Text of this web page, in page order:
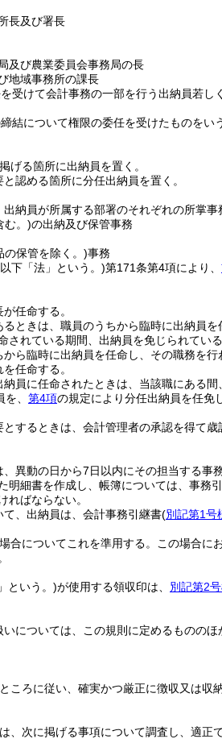
長及び署長
及び農業委員会事務局の長
地域事務所の課長
けて会計事務の一部を行う出納員若し
について権限の委任を受けたものをいう
げる箇所に出納員を置く。
認める箇所に分任出納員を置く。
納員が所属する部署のそれぞれの所掌事
む。)の出納及び保管事務
の保管を除く。)事務
下「法」という。)第171条第4項により、
任命する。
ときは、職員のうちから臨時に出納員を
れている期間、出納員を免じられている
ら臨時に出納員を任命し、その職務を行
任命する。
員に任命されたときは、当該職にある間
、 第4項の規定により分任出納員を任免
するときは、会計管理者の承認を得て
異動の日から7日以内にその担当する事
明細書を作成し、帳簿については、事務
ればならない。
、出納員は、会計事務引継書(別記第1号
合についてこれを準用する。
この場合に
という。)が使用する領収印は、 別記第2
については、この規則に定めるもののほ
ころに従い、確実かつ厳正に徴収又は収
、次に掲げる事項について調査し、適正